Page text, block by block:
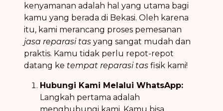
kenyamanan adalah hal yang utama bagi
kamu yang berada di Bekasi. Oleh karena
itu, kami merancang proses pemesanan
jasa reparasi tas yang sangat mudah dan
praktis. Kamu tidak perlu repot-repot
datang ke tempat reparasi tas fisik kami!
Hubungi Kami Melalui WhatsApp:
Langkah pertama adalah